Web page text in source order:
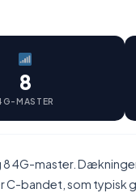
8
MASTER
4G-master.
C-bandet, som typisk